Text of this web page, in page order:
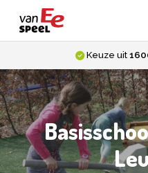
content
Keuze uit